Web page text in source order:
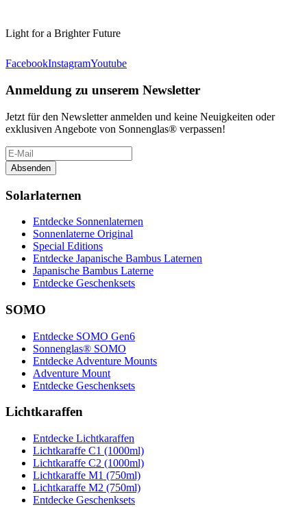
Light for a Brighter Future
FacebookInstagramYoutube
Anmeldung zu unserem Newsletter
Jetzt für den Newsletter anmelden und keine Neuigkeiten oder
exklusiven Angebote von Sonnenglas® verpassen!
Absenden
Solarlaternen
Entdecke Sonnenlaternen
Sonnenlaterne Original
Special Editions
Entdecke Japanische Bambus Laternen
Japanische Bambus Laterne
Entdecke Geschenksets
SOMO
Entdecke SOMO Gen6
Sonnenglas® SOMO
Entdecke Adventure Mounts
Adventure Mount
Entdecke Geschenksets
Lichtkaraffen
Entdecke Lichtkaraffen
Lichtkaraffe C1 (1000ml)
Lichtkaraffe C2 (1000ml)
Lichtkaraffe M1 (750ml)
Lichtkaraffe M2 (750ml)
Entdecke Geschenksets